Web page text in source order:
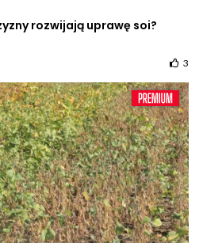
rozwijają uprawę soi?
3